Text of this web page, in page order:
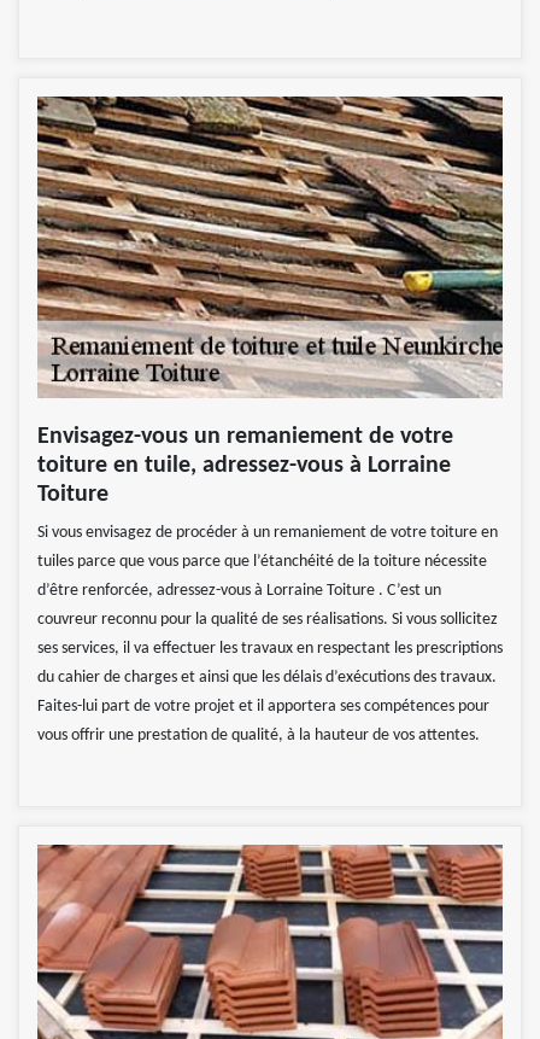
Envisagez-vous un remaniement de votre
toiture en tuile, adressez-vous à Lorraine
Toiture
Si vous envisagez de procéder à un remaniement de votre toiture en
tuiles parce que vous parce que l’étanchéité de la toiture nécessite
d’être renforcée, adressez-vous à Lorraine Toiture . C’est un
couvreur reconnu pour la qualité de ses réalisations. Si vous sollicitez
ses services, il va effectuer les travaux en respectant les prescriptions
du cahier de charges et ainsi que les délais d’exécutions des travaux.
Faites-lui part de votre projet et il apportera ses compétences pour
vous offrir une prestation de qualité, à la hauteur de vos attentes.